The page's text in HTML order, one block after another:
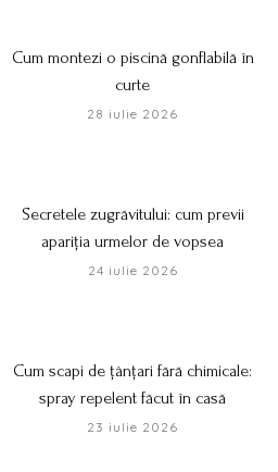
Cum montezi o piscină gonflabilă în
curte
28 iulie 2026
Secretele zugrăvitului: cum previi
apariția urmelor de vopsea
24 iulie 2026
Cum scapi de țânțari fără chimicale:
spray repelent făcut în casă
23 iulie 2026